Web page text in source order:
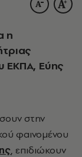
η
ΕΚΠΑ, Εύης
στην
φαινομένου
, επιδιώκουν